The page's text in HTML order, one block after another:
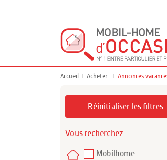
Accueil Acheter Annonces
Réinitialiser les filtres
Vous recherchez
Mobilhome